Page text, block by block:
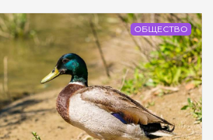
ОБЩЕСТВО